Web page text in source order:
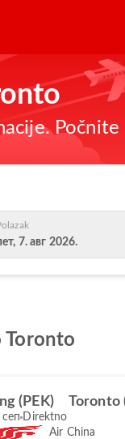
Počnite
7. авг 2026.
Toronto
(PEK) Toronto
сеп Direktno
Air China